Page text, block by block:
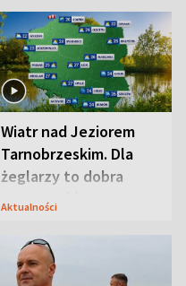
Wiatr nad Jeziorem
Tarnobrzeskim. Dla
żeglarzy to dobra
wiadomość
Aktualności